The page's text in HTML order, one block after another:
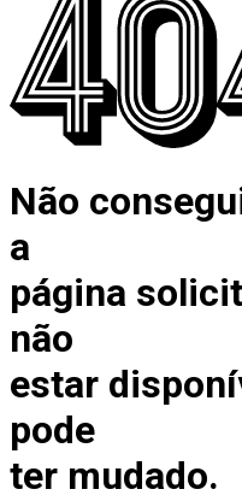
Não
a
página
não
estar
pode
ter mudado.